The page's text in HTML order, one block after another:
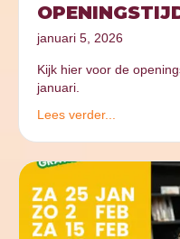
januari 5, 2026
Kijk hier voor de
januari.
Lees verder...